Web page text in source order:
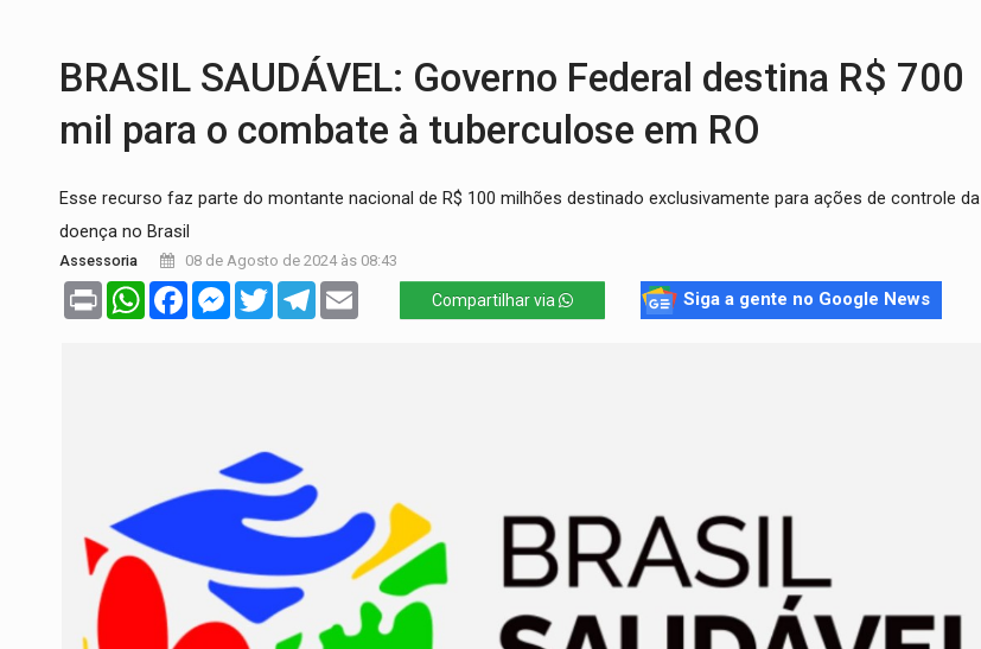
BRASIL SAUDÁVEL: Governo Federal destina R$ 700
mil para o combate à tuberculose em RO
Esse recurso faz parte do montante nacional de R$ 100 milhões destinado exclusivamente para ações de controle da
doença no Brasil
Assessoria 08 de Agosto de 2024 às 08:43
Print WhatsAppFacebookMessenger
TwitterTelegram Compartilhar via Siga a gente no Google News